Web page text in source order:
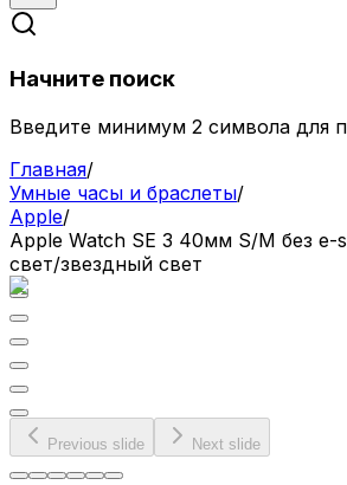
Начните поиск
Введите минимум 2 символа для
Главная/
Умные часы и браслеты/
Apple/
Apple Watch SE 3 40мм S/M без e-
свет/звездный свет
Previous slide Next slide